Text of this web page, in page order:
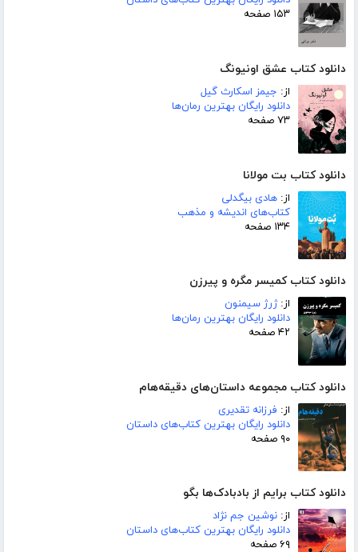
۱۵۳ صفحه
دانلود کتاب عشق اونیونگ
از: جیمز اسکارث گیل
دانلود رایگان بهترین رمان‌ها
۷۳ صفحه
دانلود کتاب بت مولانا
از: هادی بیگدلی
کتاب‌های اندیشه و مذهب
۱۳۴ صفحه
دانلود کتاب کمیسر مگره و پیرزن
از:ژرژ سیمنون
دانلود رایگان بهترین رمان‌ها
۴۲ صفحه
دانلود کتاب مجموعه داستان‌های دقیقه‌هام
از: فرزانه تقدیری
دانلود رایگان بهترین کتاب‌های داستان
۹۰ صفحه
دانلود کتاب برایم از بادبادک‌ها بگو
از: نوشین جم نژاد
دانلود رایگان بهترین کتاب‌های داستان
۶۹ صفحه